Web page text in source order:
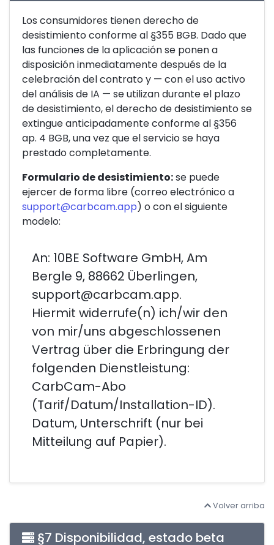
Los consumidores tienen derecho de
desistimiento conforme al §355 BGB. Dado que
las funciones de la aplicación se ponen a
disposición inmediatamente después de la
celebración del contrato y — con el uso activo
del análisis de IA — se utilizan durante el plazo
de desistimiento, el derecho de desistimiento se
extingue anticipadamente conforme al §356
ap. 4 BGB, una vez que el servicio se haya
prestado completamente.
Formulario de desistimiento:se puede
ejercer de forma libre (correo electrónico a
support@carbcam.app) o con el siguiente
modelo:
An: 10BE Software GmbH, Am
Bergle 9, 88662 Überlingen,
support@carbcam.app.
Hiermit widerrufe(n) ich/wir den
von mir/uns abgeschlossenen
Vertrag über die Erbringung der
folgenden Dienstleistung:
CarbCam-Abo
(Tarif/Datum/Installation-ID).
Datum, Unterschrift (nur bei
Mitteilung auf Papier).
Volver arriba
§7 Disponibilidad, estado beta